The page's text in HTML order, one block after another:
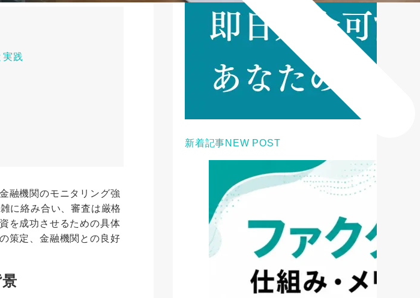
実践
融機関のモニタリング強
に絡み合い、審査は厳格
を成功させるための具体
策定、金融機関との良好
新着記事NEW POST